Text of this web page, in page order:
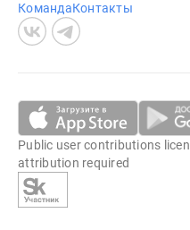
КомандаКонтакты
Public user contributions
attribution required